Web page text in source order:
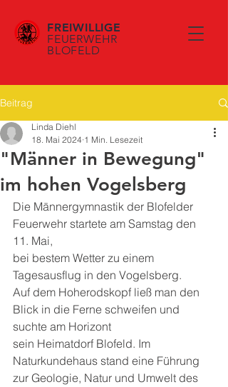
FREIWILLIGE
FEUERWEHR
BLOFELD
Beitrag
"Männer in Bewegung"
im hohen Vogelsberg
Linda Diehl
18. Mai 2024 1 Min. Lesezeit
Die Männergymnastik der Blofelder
Feuerwehr startete am Samstag den
11. Mai,
bei bestem Wetter zu einem
Tagesausflug in den Vogelsberg.
Auf dem Hoherodskopf ließ man den
Blick in die Ferne schweifen und
suchte am Horizont
sein Heimatdorf Blofeld. Im
Naturkundehaus stand eine Führung
zur Geologie, Natur und Umwelt des